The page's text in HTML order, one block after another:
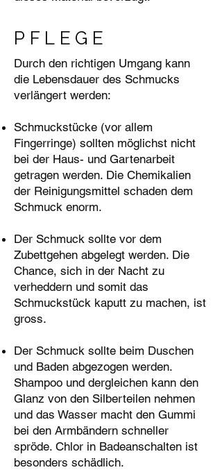
PFLEGE
Durch den richtigen Umgang kann
die Lebensdauer des Schmucks
verlängert werden:
Schmuckstücke (vor allem
Fingerringe) sollten möglichst nicht
bei der Haus- und Gartenarbeit
getragen werden. Die Chemikalien
der Reinigungsmittel schaden dem
Schmuck enorm.
Der Schmuck sollte vor dem
Zubettgehen abgelegt werden. Die
Chance, sich in der Nacht zu
verheddern und somit das
Schmuckstück kaputt zu machen, ist
gross.
Der Schmuck sollte beim Duschen
und Baden abgezogen werden.
Shampoo und dergleichen kann den
Glanz von den Silberteilen nehmen
und das Wasser macht den Gummi
bei den Armbändern schneller
spröde. Chlor in Badeanschalten ist
besonders schädlich.